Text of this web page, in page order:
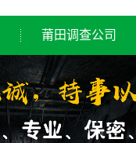
莆田调查公司
侦探公司
调查公司
取证公司